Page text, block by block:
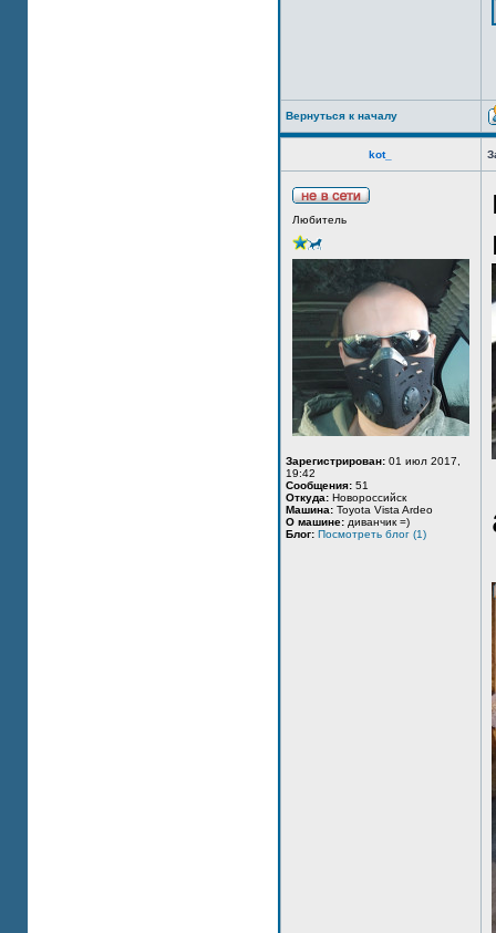
Вернуться к началу
kot_
Любитель
Зарегистрирован: 01 июл 2017,
19:42
Сообщения: 51
Откуда: Новороссийск
Машина: Toyota Vista Ardeo
О машине: диванчик =)
Блог: Посмотреть блог (1)